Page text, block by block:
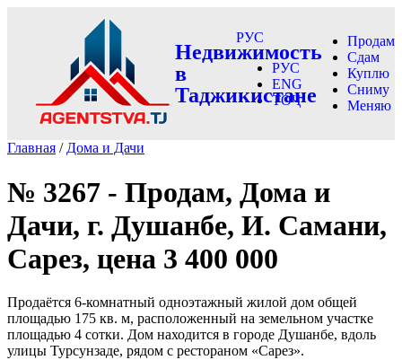
Недвижимость
в
Таджикистане
РУС
РУС
ENG
ТОҶ
Продам
Сдам
Куплю
Сниму
Меняю
Главная / Дома и Дачи
№ 3267 - Продам, Дома и
Дачи, г. Душанбе, И. Самани,
Сарез, цена 3 400 000
Продаётся 6-комнатный одноэтажный жилой дом общей
площадью 175 кв. м, расположенный на земельном участке
площадью 4 сотки. Дом находится в городе Душанбе, вдоль
улицы Турсунзаде, рядом с рестораном «Сарез».